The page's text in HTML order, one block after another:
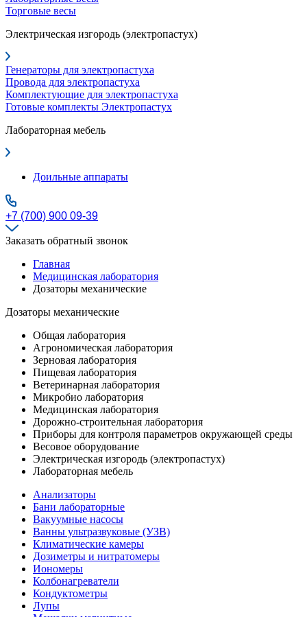
Торговые весы
Электрическая изгородь (электропастух)
Генераторы для электропастуха
Провода для электропастуха
Комплектующие для электропастуха
Готовые комплекты Электропастух
Лабораторная мебель
Доильные аппараты
+7 (700) 900 09-39
Заказать обратный звонок
Главная
Медицинская лаборатория
Дозаторы механические
Дозаторы механические
Общая лаборатория
Агрономическая лаборатория
Зерновая лаборатория
Пищевая лаборатория
Ветеринарная лаборатория
Микробио лаборатория
Медицинская лаборатория
Дорожно-строительная лаборатория
Приборы для контроля параметров окружающей среды
Весовое оборудование
Электрическая изгородь (электропастух)
Лабораторная мебель
Анализаторы
Бани лабораторные
Вакуумные насосы
Ванны ультразвуковые (УЗВ)
Климатические камеры
Дозиметры и нитратомеры
Иономеры
Колбонагреватели
Кондуктометры
Лупы